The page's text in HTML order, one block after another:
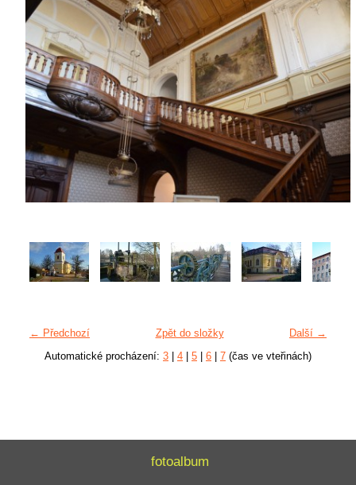
← Předchozí Další →
Zpět do složky
Automatické procházení: 3 4 5 6 7 (čas ve vteřinách)
fotoalbum